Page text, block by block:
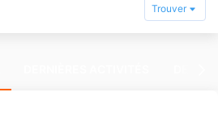
Trouver